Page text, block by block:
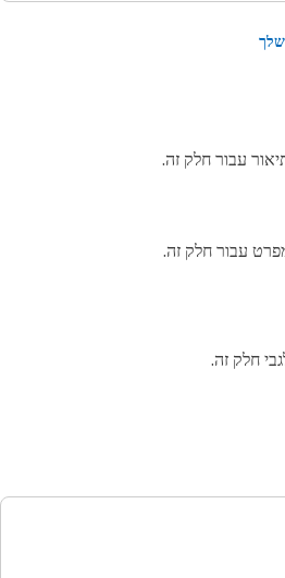
עבור חלק זה.
עבור חלק זה.
חלק זה.